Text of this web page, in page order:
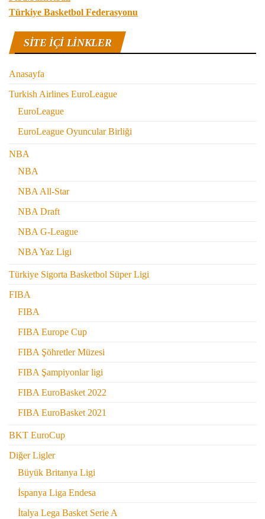
Türkiye Basketbol Federasyonu
SITE IÇI LINKLER
Anasayfa
Turkish Airlines EuroLeague
EuroLeague
EuroLeague Oyuncular Birliği
NBA
NBA
NBA All-Star
NBA Draft
NBA G-League
NBA Yaz Ligi
Türkiye Sigorta Basketbol Süper Ligi
FIBA
FIBA
FIBA Europe Cup
FIBA Şöhretler Müzesi
FIBA Şampiyonlar ligi
FIBA EuroBasket 2022
FIBA EuroBasket 2021
BKT EuroCup
Diğer Ligler
Büyük Britanya Ligi
İspanya Liga Endesa
İtalya Lega Basket Serie A